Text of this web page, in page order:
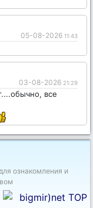
05-08-2026 11:43
03-08-2026 21:29
все
ознакомления и